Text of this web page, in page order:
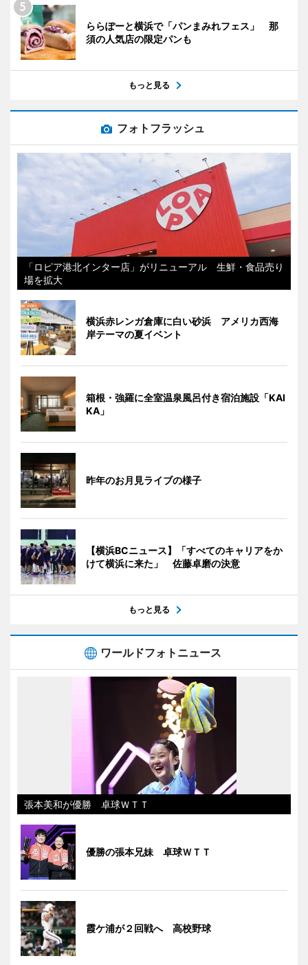
ららぽーと横浜で「パンまみれフェス」 那
須の人気店の限定パンも
もっと見る
フォトフラッシュ
「ロピア港北インター店」がリニューアル 生鮮・食品売り
場を拡大
横浜赤レンガ倉庫に白い砂浜 アメリカ西海
岸テーマの夏イベント
箱根・強羅に全室温泉風呂付き宿泊施設「KAI
KA」
昨年のお月見ライブの様子
【横浜BCニュース】「すべてのキャリアをか
けて横浜に来た」 佐藤卓磨の決意
もっと見る
ワールドフォトニュース
張本美和が優勝 卓球ＷＴＴ
優勝の張本兄妹 卓球ＷＴＴ
霞ケ浦が２回戦へ 高校野球